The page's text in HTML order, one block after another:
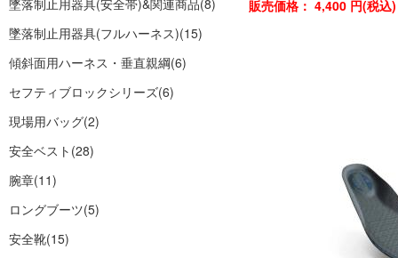
墜落制止用器具(安全帯)&関連商品(8)
墜落制止用器具(フルハーネス)(15)
傾斜面用ハーネス・垂直親綱(6)
セフティブロックシリーズ(6)
現場用バッグ(2)
安全ベスト (28)
腕章(11)
ロングブーツ(5)
安全靴(15)
販売価格： 4,400 円(税